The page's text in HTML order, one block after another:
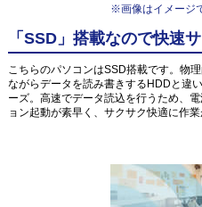
※画像はイメージ
「SSD」搭載なので快速
こちらのパソコンはSSD搭載です。物
ながらデータを読み書きするHDDと違
ーズ。高速でデータ読込を行うため、
ョン起動が素早く、サクサク快適に作業